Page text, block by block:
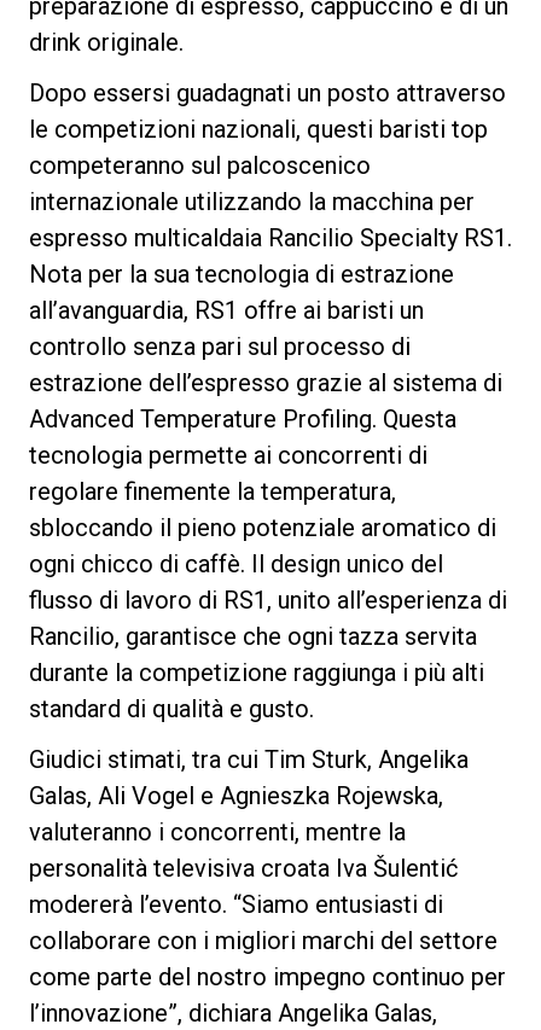
drink originale.
Dopo essersi guadagnati un posto attraverso
le competizioni nazionali, questi baristi top
competeranno sul palcoscenico
internazionale utilizzando la macchina per
espresso multicaldaia Rancilio Specialty RS1.
Nota per la sua tecnologia di estrazione
all’avanguardia, RS1 offre ai baristi un
controllo senza pari sul processo di
estrazione dell’espresso grazie al sistema di
Advanced Temperature Profiling. Questa
tecnologia permette ai concorrenti di
regolare finemente la temperatura,
sbloccando il pieno potenziale aromatico di
ogni chicco di caffè. Il design unico del
flusso di lavoro di RS1, unito all’esperienza di
Rancilio, garantisce che ogni tazza servita
durante la competizione raggiunga i più alti
standard di qualità e gusto.
Giudici stimati, tra cui Tim Sturk, Angelika
Galas, Ali Vogel e Agnieszka Rojewska,
valuteranno i concorrenti, mentre la
personalità televisiva croata Iva Šulentić
modererà l’evento. “Siamo entusiasti di
collaborare con i migliori marchi del settore
come parte del nostro impegno continuo per
l’innovazione”, dichiara Angelika Galas,
Privacy Policy